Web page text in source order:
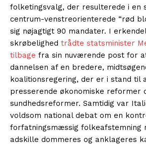
folketingsvalg, der resulterede i en
centrum-venstreorienterede “rød
sig nøjagtigt 90 mandater. I
skrøbelighed trådte statsminister
tilbage fra sin nuværende post for
dannelsen af en bredere,
koalitionsregering, der er i stand til
presserende økonomiske reformer
sundhedsreformer. Samtidig var
voldsom national debat om en
forfatningsmæssig folkeafstemning
adskille dommeres og anklageres